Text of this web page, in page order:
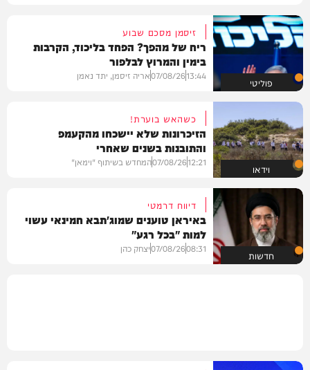
פוליטי
זיסמן מסכם שבוע
ריח של מהפך? הפחד בליכוד, הקרבות
בימין והמרוץ לבלפור
13:44
07/08/26אריה זיסמן, יתד נאמן
וידאו
כשהאש בוערת!
הזיכרונות שלא יישכחו מהקעמפ
והתובנות בשנים שאחרי
12:21
07/08/26המחדש בשיתוף "וימאן"
חדשות
דיווח דרמטי
באיראן טוענים שמוג'תבא חמינאי עשוי
למות "בכל רגע"
08:31
07/08/26יצחק כהן